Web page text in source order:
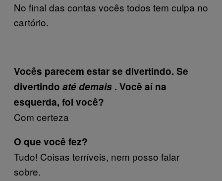
No final das contas vocês todos tem culpa no
cartório.
Vocês parecem estar se divertindo. Se
divertindo até demais . Você aí na
esquerda, foi você?
Com certeza
O que você fez?
Tudo! Coisas terríveis, nem posso falar
sobre.